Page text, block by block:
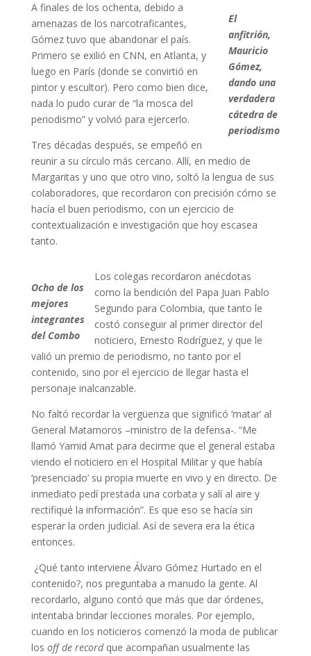
El
anfitrión,
Mauricio
Gómez,
dando una
verdadera
cátedra de
periodismo
A finales de los ochenta, debido a
amenazas de los narcotraficantes,
Gómez tuvo que abandonar el país.
Primero se exilió en CNN, en Atlanta, y
luego en París (donde se convirtió en
pintor y escultor). Pero como bien dice,
nada lo pudo curar de “la mosca del
periodismo” y volvió para ejercerlo.
Tres décadas después, se empeñó en
reunir a su círculo más cercano. Allí, en medio de
Margaritas y uno que otro vino, soltó la lengua de sus
colaboradores, que recordaron con precisión cómo se
hacía el buen periodismo, con un ejercicio de
contextualización e investigación que hoy escasea
tanto.
Ocho de los
mejores
integrantes
del Combo
Los colegas recordaron anécdotas
como la bendición del Papa Juan Pablo
Segundo para Colombia, que tanto le
costó conseguir al primer director del
noticiero, Ernesto Rodríguez, y que le
valió un premio de periodismo, no tanto por el
contenido, sino por el ejercicio de llegar hasta el
personaje inalcanzable.
No faltó recordar la vergüenza que significó ‘matar’ al
General Matamoros –ministro de la defensa-. “Me
llamó Yamid Amat para decirme que el general estaba
viendo el noticiero en el Hospital Militar y que había
‘presenciado’ su propia muerte en vivo y en directo. De
inmediato pedí prestada una corbata y salí al aire y
rectifiqué la información”. Es que eso se hacía sin
esperar la orden judicial. Así de severa era la ética
entonces.
¿Qué tanto interviene Álvaro Gómez Hurtado en el
contenido?, nos preguntaba a manudo la gente. Al
recordarlo, alguno contó que más que dar órdenes,
intentaba brindar lecciones morales. Por ejemplo,
cuando en los noticieros comenzó la moda de publicar
los off de recordque acompañan usualmente las